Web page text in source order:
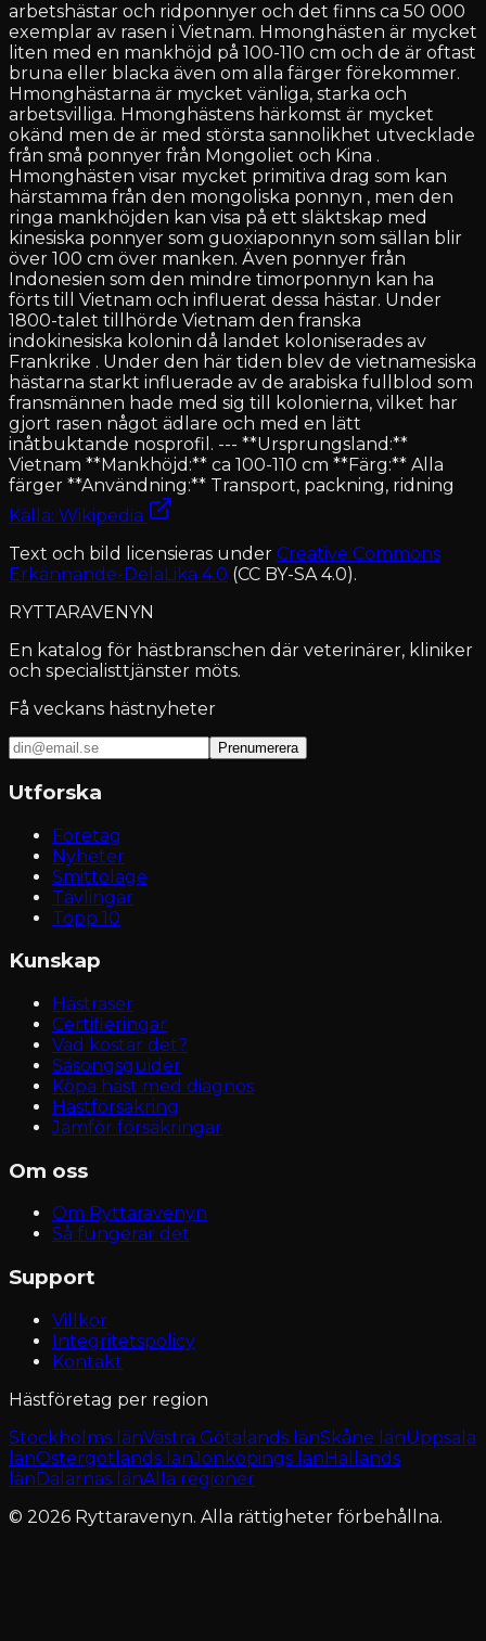
arbetshästar och ridponnyer och det finns ca 50 000
exemplar av rasen i Vietnam. Hmonghästen är mycket
liten med en mankhöjd på 100-110 cm och de är oftast
bruna eller blacka även om alla färger förekommer.
Hmonghästarna är mycket vänliga, starka och
arbetsvilliga. Hmonghästens härkomst är mycket
okänd men de är med största sannolikhet utvecklade
från små ponnyer från Mongoliet och Kina .
Hmonghästen visar mycket primitiva drag som kan
härstamma från den mongoliska ponnyn , men den
ringa mankhöjden kan visa på ett släktskap med
kinesiska ponnyer som guoxiaponnyn som sällan blir
över 100 cm över manken. Även ponnyer från
Indonesien som den mindre timorponnyn kan ha
förts till Vietnam och influerat dessa hästar. Under
1800-talet tillhörde Vietnam den franska
indokinesiska kolonin då landet koloniserades av
Frankrike . Under den här tiden blev de vietnamesiska
hästarna starkt influerade av de arabiska fullblod som
fransmännen hade med sig till kolonierna, vilket har
gjort rasen något ädlare och med en lätt
inåtbuktande nosprofil. --- **Ursprungsland:**
Vietnam **Mankhöjd:** ca 100-110 cm **Färg:** Alla
färger **Användning:** Transport, packning, ridning
Källa: Wikipedia
Text och bild licensieras under Creative Commons
Erkännande-DelaLika 4.0 (CC BY-SA 4.0).
RYTTARAVENYN
En katalog för hästbranschen där veterinärer, kliniker
och specialisttjänster möts.
Få veckans hästnyheter
Prenumerera
Utforska
Företag
Nyheter
Smittoläge
Tävlingar
Topp 10
Kunskap
Hästraser
Certifieringar
Vad kostar det?
Säsongsguider
Köpa häst med diagnos
Hästförsäkring
Jämför försäkringar
Om oss
Om Ryttaravenyn
Så fungerar det
Support
Villkor
Integritetspolicy
Kontakt
Hästföretag per region
Stockholms länVästra Götalands länSkåne länUppsala
länÖstergötlands länJönköpings länHallands
länDalarnas länAlla regioner
© 2026 Ryttaravenyn. Alla rättigheter förbehållna.